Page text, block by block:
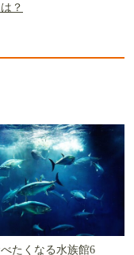
？
たくなる水族館6